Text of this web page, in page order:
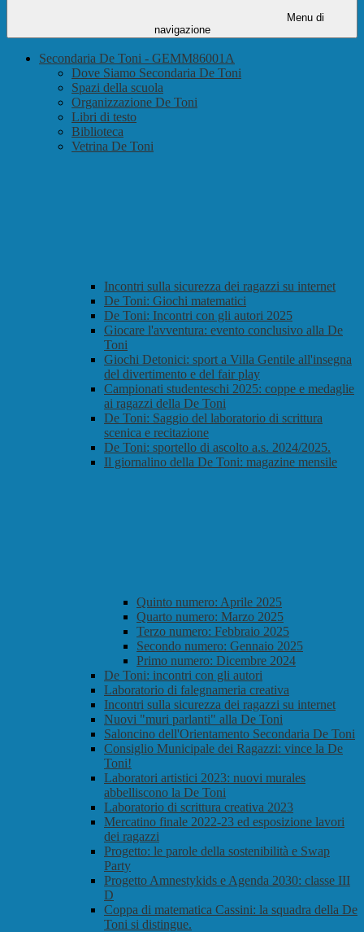
Menu di
navigazione
Secondaria De Toni - GEMM86001A
Dove Siamo Secondaria De Toni
Spazi della scuola
Organizzazione De Toni
Libri di testo
Biblioteca
Vetrina De Toni
Incontri sulla sicurezza dei ragazzi su internet
De Toni: Giochi matematici
De Toni: Incontri con gli autori 2025
Giocare l'avventura: evento conclusivo alla De
Toni
Giochi Detonici: sport a Villa Gentile all'insegna
del divertimento e del fair play
Campionati studenteschi 2025: coppe e medaglie
ai ragazzi della De Toni
De Toni: Saggio del laboratorio di scrittura
scenica e recitazione
De Toni: sportello di ascolto a.s. 2024/2025.
Il giornalino della De Toni: magazine mensile
Quinto numero: Aprile 2025
Quarto numero: Marzo 2025
Terzo numero: Febbraio 2025
Secondo numero: Gennaio 2025
Primo numero: Dicembre 2024
De Toni: incontri con gli autori
Laboratorio di falegnameria creativa
Incontri sulla sicurezza dei ragazzi su internet
Nuovi "muri parlanti" alla De Toni
Saloncino dell'Orientamento Secondaria De Toni
Consiglio Municipale dei Ragazzi: vince la De
Toni!
Laboratori artistici 2023: nuovi murales
abbelliscono la De Toni
Laboratorio di scrittura creativa 2023
Mercatino finale 2022-23 ed esposizione lavori
dei ragazzi
Progetto: le parole della sostenibilità e Swap
Party
Progetto Amnestykids e Agenda 2030: classe III
D
Coppa di matematica Cassini: la squadra della De
Toni si distingue.